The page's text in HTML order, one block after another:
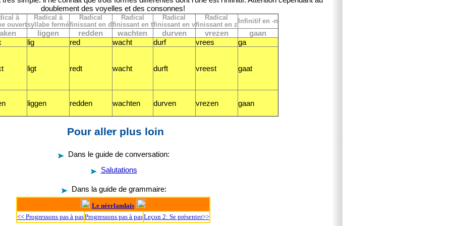
doublement des voyelles et des consonnes!
à
ouvert
Radical à
syllabe fermé
Radical
finissant en d
Radical
finissant en t
Radical
finissant en v
Radical
finissant en z Infinitif en -n
liggen redden wachten durven vrezen
gaan
lig red wacht durf vrees
ga
ligt redt wacht durft vreest gaat
liggen redden wachten durven vrezen gaan
Pour aller plus loin
Dans le guide de conversation:
Salutations
Dans la guide de grammaire:
Le néerlandais
<< Progressons pas à pasProgressons pas à pasLeçon 2: Se présenter>>